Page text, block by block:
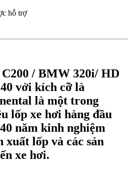
hỗ trợ
/ BMW 320i/ HD
với kích cỡ là
là một trong
lốp xe hơi hàng đầu
năm kinh nghiệm
lốp và các sản
xe hơi.